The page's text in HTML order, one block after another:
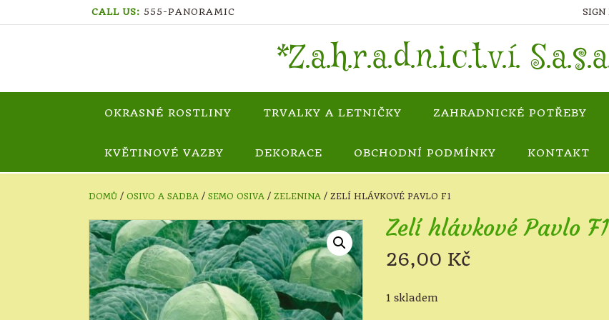
to
CALL US: 555-PANORAMIC SIGN
*Z.a.h.r.a.d.n.i.c.t.v.í.
OKRASNÉ ROSTLINY TRVALKY A LETNIČKY ZAHRADNICKÉ POTŘEBY
KVĚTINOVÉ VAZBY DEKORACE OBCHODNÍ PODMÍNKY KONTAKT
DOMŮ / OSIVO A SADBA / SEMO OSIVA / ZELENINA / ZELÍ HLÁVKOVÉ PAVLO F1
Zelí hlávkové Pavlo F1
26,00 Kč
1 skladem